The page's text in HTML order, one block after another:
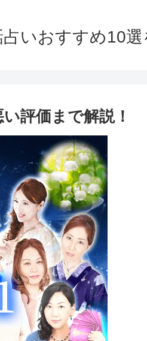
占いおすすめ10
評価まで解説！